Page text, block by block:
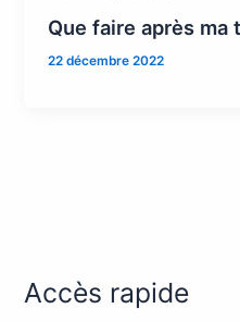
Que faire après ma
22 décembre 2022
Accès rapide